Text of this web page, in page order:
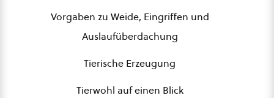
Vorgaben zu Weide, Eingriffen und
Auslaufüberdachung
Tierische Erzeugung
Tierwohl auf einen Blick